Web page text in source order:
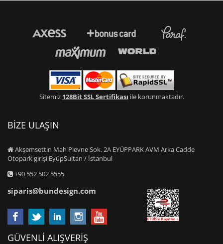
Sitemiz 128Bit SSL Sertifikası ile korunmaktadır.
BİZE ULAŞIN
Akşemsettin Mah Plevne Sok. 2A EYÜPPARK AVM Arka Cadde
Otopark girişi EyüpSultan / İstanbul
+90 552 502 5555
siparis@bundesign.com
GÜVENLİ ALIŞVERİŞ